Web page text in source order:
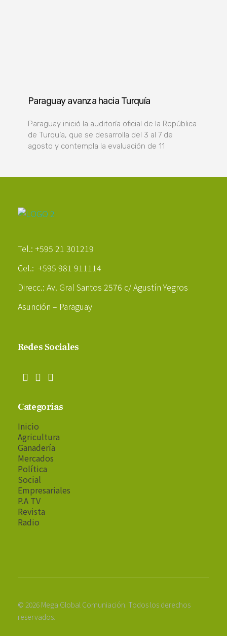
Paraguay avanza hacia Turquía
Paraguay inició la auditoría oficial de la República
de Turquía, que se desarrolla del 3 al 7 de
agosto y contempla la evaluación de 11
Tel.: +595 21 301219
Cel.: +595 981 911114
Direcc.: Av. Gral Santos 2576 c/ Agustín Yegros
Asunción – Paraguay
Redes Sociales
Categorías
Inicio
Agricultura
Ganadería
Mercados
Política
Social
Empresariales
P.A TV
Revista
Radio
© 2026 Mega Global Comuniación. Todos los derechos
reservados.